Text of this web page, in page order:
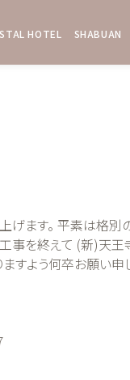
HOTEL SHABUAN
ます。 平素は格別
を終えて (新)天
すよう何卒お願い申